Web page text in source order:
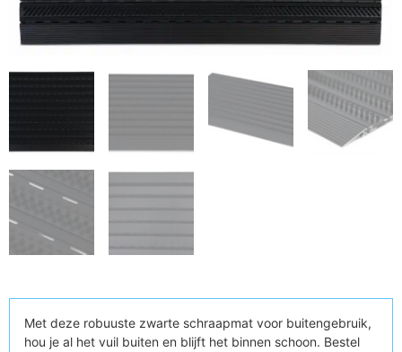
Met deze robuuste zwarte schraapmat voor buitengebruik,
hou je al het vuil buiten en blijft het binnen schoon. Bestel